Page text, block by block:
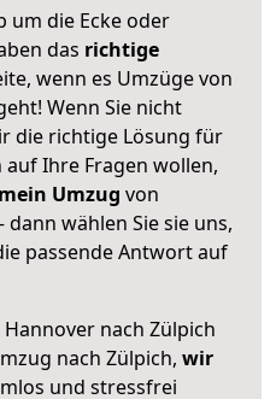
um die Ecke oder
das richtige
wenn es Umzüge von
Wenn Sie nicht
die richtige Lösung für
auf Ihre Fragen wollen,
Umzug von
wählen Sie sie uns,
passende Antwort auf
nach Zülpich
nach Zülpich, wir
und stressfrei